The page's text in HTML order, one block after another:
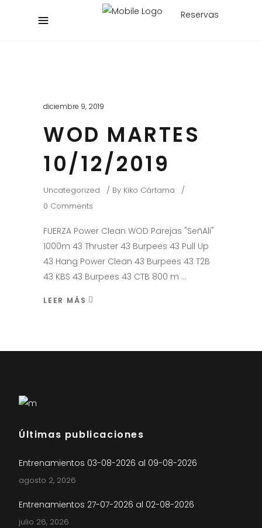
Reservas
diciembre 9, 2019
WOD MARTES
10/12/2019
Uncategorized By Kiko Cártama
0 Comments
FUERZA Power Clean WOD Parejas "SeñAli"
1000m 43 Thruster 43 Burpees 43 Pull Up
43 Hang Power Clean 43 Burpees 43 T2B
43 KBS 43 Burpees 43 CTB 800 m
LEER MÁS
Últimas publicaciones
Entrenamientos 03-08-2026 al 09-08-2026
agosto 2, 2026
Entrenamientos 27-07-2026 al 02-08-2026
julio 26, 2026